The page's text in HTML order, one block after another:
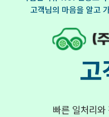
고객님의 마음을 알고
빠른 일처리